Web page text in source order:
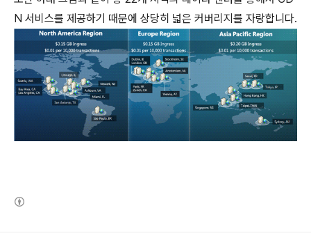
N 서비스를 제공하기 때문에 상당히 넓은 커버리지를 자랑합니다.